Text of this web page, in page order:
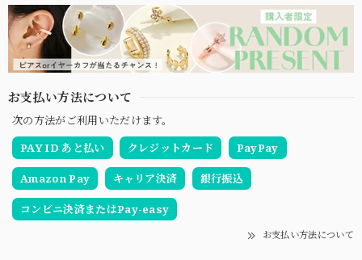
お支払い方法について
次の方法がご利用いただけます。
PAY ID あと払い
クレジットカード PayPay
Amazon Pay キャリア決済 銀行振込
コンビニ決済またはPay-easy
お支払い方法について